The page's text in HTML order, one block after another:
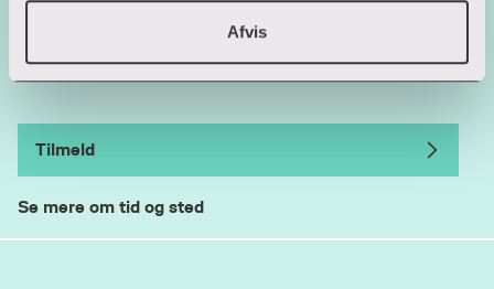
Afvis
Tilmeld
Se mere om tid og sted